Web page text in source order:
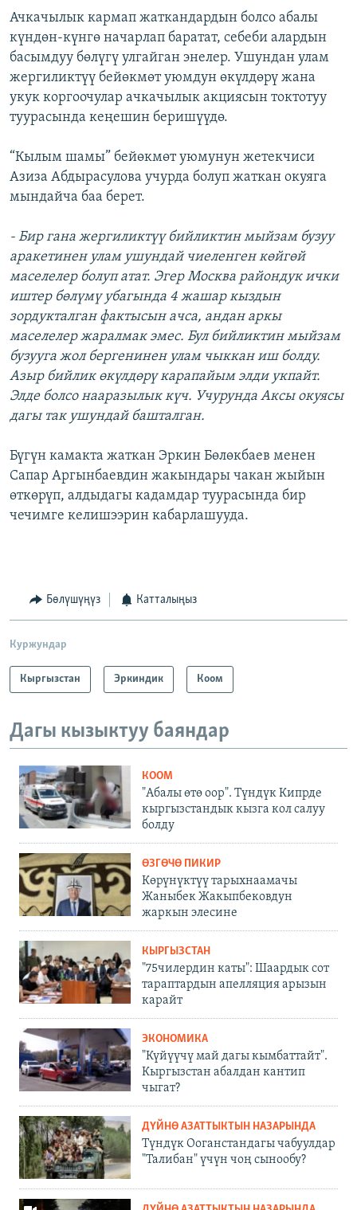
Ачкачылык кармап жаткандардын болсо абалы
күндөн-күнгө начарлап баратат, себеби алардын
басымдуу бөлүгү улгайган энелер. Ушундан улам
жергиликтүү бейөкмөт уюмдун өкүлдөрү жана
укук коргоочулар ачкачылык акциясын токтотуу
туурасында кеңешин беришүүдө.
“Кылым шамы” бейөкмөт уюмунун жетекчиси
Азиза Абдырасулова учурда болуп жаткан окуяга
мындайча баа берет.
- Бир гана жергиликтүү бийликтин мыйзам бузуу
аракетинен улам ушундай чиеленген көйгөй
маселелер болуп атат. Эгер Москва райондук ички
иштер бөлүмү убагында 4 жашар кыздын
зордукталган фактысын ачса, андан аркы
маселелер жаралмак эмес. Бул бийликтин мыйзам
бузууга жол бергенинен улам чыккан иш болду.
Азыр бийлик өкүлдөрү карапайым элди укпайт.
Элде болсо нааразылык күч. Учурунда Аксы окуясы
дагы так ушундай башталган.
Бүгүн камакта жаткан Эркин Бөлөкбаев менен
Сапар Аргынбаевдин жакындары чакан жыйын
өткөрүп, алдыдагы кадамдар туурасында бир
чечимге келишээрин кабарлашууда.
Бөлүшүңүз Катталыңыз
Куржундар
Кыргызстан Эркиндик Коом
Дагы кызыктуу баяндар
КООМ
"Абалы өтө оор". Түндүк Кипрде
кыргызстандык кызга кол салуу
болду
ӨЗГӨЧӨ ПИКИР
Көрүнүктүү тарыхнаамачы
Жаныбек Жакыпбековдун
жаркын элесине
КЫРГЫЗСТАН
"75чилердин каты": Шаардык сот
тараптардын апелляция арызын
карайт
ЭКОНОМИКА
"Күйүүчү май дагы кымбаттайт".
Кыргызстан абалдан кантип
чыгат?
ДҮЙНӨ АЗАТТЫКТЫН НАЗАРЫНДА
Түндүк Ооганстандагы чабуулдар
"Талибан" үчүн чоң сынообу?